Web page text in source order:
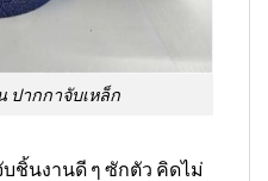
ปากกาจับเหล็ก
ชิ้นงานดี ๆ ซักตัว คิดไม่